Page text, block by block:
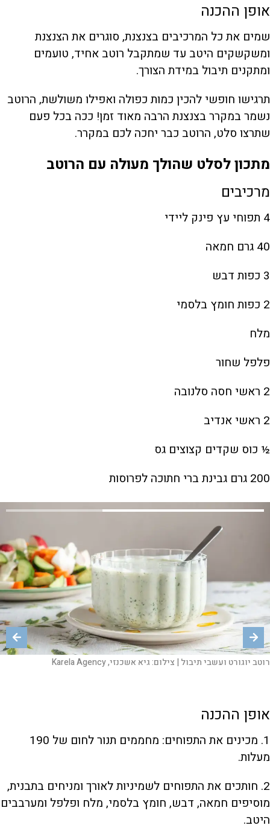
אופן ההכנה
שמים את כל המרכיבים בצנצנת, סוגרים את הצנצנת
ומשקשקים היטב עד שמתקבל רוטב אחיד, טועמים
ומתקנים תיבול במידת הצורך.
תרגישו חופשי להכין כמות כפולה ואפילו משולשת, הרוטב
נשמר במקרר בצנצנת הרבה מאוד זמן! ככה בכל פעם
שתרצו סלט, הרוטב כבר יחכה לכם במקרר.
מתכון לסלט שהולך מעולה עם הרוטב
מרכיבים
4 תפוחי עץ פינק ליידי
40 גרם חמאה
3 כפות דבש
2 כפות חומץ בלסמי
מלח
פלפל שחור
2 ראשי חסה סלנובה
2 ראשי אנדיב
½ כוס שקדים קצוצים גס
200 גרם גבינת ברי חתוכה לפרוסות
רוטב יוגורט ועשבי תיבול | צילום:גיא אשכנזי, Karela Agency רוטב יוגורט ועשבי תיבול | צילום:גיא אשכנזי, Karela Agency
אופן ההכנה
1. מכינים את התפוחים: מחממים תנור לחום של 190
מעלות.
2. חותכים את התפוחים לשמיניות לאורך ומניחים בתבנית,
מוסיפים חמאה, דבש, חומץ בלסמי, מלח ופלפל ומערבבים
היטב.